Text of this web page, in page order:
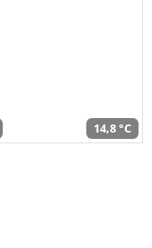
14,8 °C